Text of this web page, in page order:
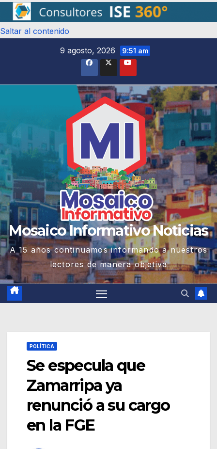
Saltar al contenido
9 agosto, 2026
9:51 am
Mosaico Informativo Noticias
A 15 años continuamos informando a nuestros
lectores de manera objetiva
POLÍTICA
Se especula que
Zamarripa ya
renunció a su cargo
en la FGE